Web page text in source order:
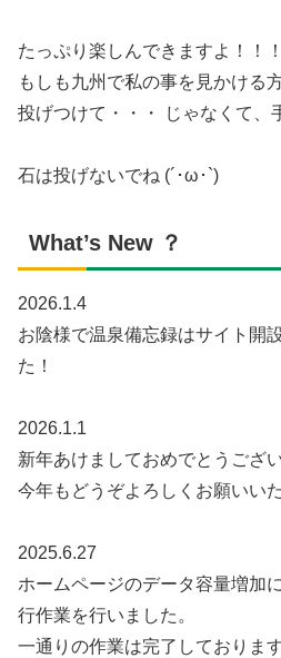
たっぷり楽しんできますよ！！！
もしも九州で私の事を見かける
投げつけて・・・ じゃなくて、
石は投げないでね (´･ω･`)
What’s New ？
2026.1.4
お陰様で温泉備忘録はサイト開
た！
2026.1.1
新年あけましておめでとうござい
今年もどうぞよろしくお願いい
2025.6.27
ホームページのデータ容量増加
行作業を行いました。
一通りの作業は完了しておりま